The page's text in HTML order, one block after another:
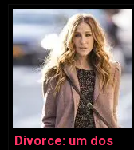
bem
Divorce: um dos